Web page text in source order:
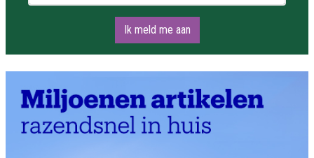
Ik meld me aan